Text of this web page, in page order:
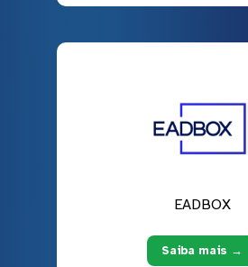
EADBOX
Saiba mais →